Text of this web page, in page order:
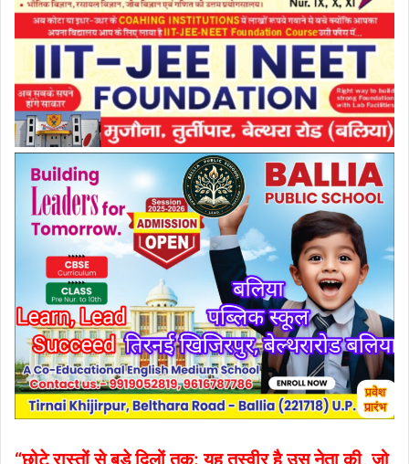
“छोटे रास्तों से बड़े दिलों तक: यह तस्वीर है उस नेता की, जो